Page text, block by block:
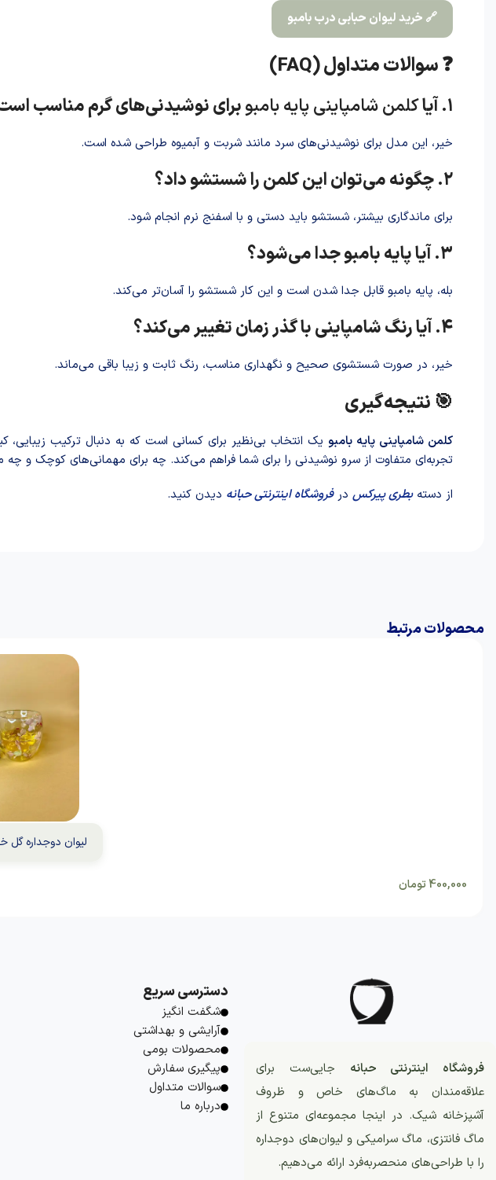
🔗 خرید لیوان حبابی درب بامبو
❓ سوالات متداول (FAQ)
۱. آیا کلمن شامپاینی پایه بامبوبرای نوشیدنی‌های گرم مناسب
خیر، این مدل برای نوشیدنی‌های سرد مانند شربت و آبمیوه طرا‌حی شد‌ه است.
۲. چگونه می‌توان این کلمن را شستشو داد؟
برای ماندگاری بیشتر، شستشو باید دستی و با اسفنج نرم انجام شود.
۳. آیا پایه بامبو جدا می‌شود؟
بله، پایه بامبو قابل جدا شدن است و این کار شستشو را آسان‌تر می‌کند.
۴. آیا رنگ شامپاینی با گذر زمان تغییر می‌کند؟
خیر، در صورت شستشوی صحیح و نگهداری مناسب، رنگ ثابت و زیبا باقی می‌ماند.
🎯 نتیجه‌گیری
کلمن شامپاینی پایه بامبویک انتخاب بی‌نظیر برای کسانی است که به دنبال ترکیب
تجربه‌ای متفاوت از سرو نوشیدنی را برای شما فراهم می‌کند. چه برای مهمانی‌های کوچک و
از دستهبطری پیرکس درفروشگاه اینترنتی حبانه دیدن کنید.
محصولات مرتبط
لیوان دوجداره
400,000تومان
فروشگاه اینترنتی حبانه جایی‌ست برای
علاقه‌مندان به ماگ‌های خاص و ظروف
آشپزخانه شیک. در اینجا مجموعه‌ای متنوع از
ماگ فانتزی، ماگ سرامیکی و لیوان‌های دوجداره
را با طراحی‌های منحصربه‌فرد ارائه می‌دهیم.
دسترسی سریع
شگفت انگیز
آرایشی و بهداشتی
محصولات بومی
پیگیری سفارش
سوالات متداول
درباره ما